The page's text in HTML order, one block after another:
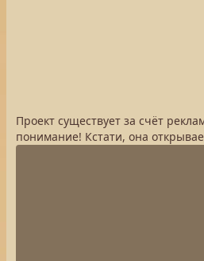
Проект существует за счёт
понимание! Кстати, она